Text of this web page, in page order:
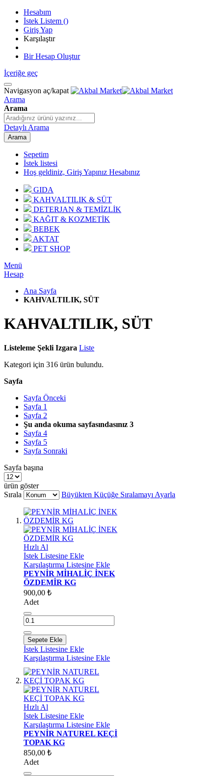
Hesabım
İstek Listem ()
Giriş Yap
Karşılaştır
Bir Hesap Oluştur
İçeriğe geç
Navigasyon aç/kapat
Arama
Arama
Detaylı Arama
Arama
Sepetim
İstek listesi
Hoş geldiniz, Giriş Yapınız Hesabınız
GIDA
KAHVALTILIK & SÜT
DETERJAN & TEMİZLİK
KAĞIT & KOZMETİK
BEBEK
AKTAT
PET SHOP
Menü
Hesap
Ana Sayfa
KAHVALTILIK, SÜT
KAHVALTILIK, SÜT
Listeleme Şekli Izgara Liste
Kategori için 316 ürün bulundu.
Sayfa
Sayfa Önceki
Sayfa 1
Sayfa 2
Şu anda okuma sayfasındasınız 3
Sayfa 4
Sayfa 5
Sayfa Sonraki
Sayfa başına
ürün göster
Sırala
Büyükten Küçüğe Sıralamayı Ayarla
Hızlı Al
İstek Listesine Ekle
Karşılaştırma Listesine Ekle
PEYNİR MİHALİÇ İNEK
ÖZDEMİR KG
900,00 ₺
Adet
Sepete Ekle
İstek Listesine Ekle
Karşılaştırma Listesine Ekle
Hızlı Al
İstek Listesine Ekle
Karşılaştırma Listesine Ekle
PEYNİR NATUREL KEÇİ
TOPAK KG
850,00 ₺
Adet